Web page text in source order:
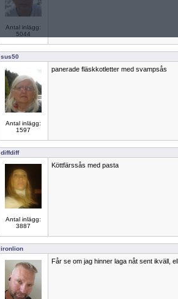
Antal inlägg:
5044
sus50
Antal inlägg:
1597
panerade fläskkotletter med svampsås
diffdiff
Antal inlägg:
3887
Köttfärssås med pasta
ironlion
Får se om jag hinner laga nåt sent ikväll,